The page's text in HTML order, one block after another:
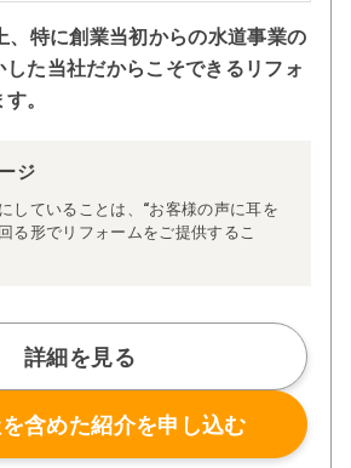
、特に創業当初からの水道事業の
た当社だからこそできるリフォ
。
ジ
していることは、“お客様の声に耳を
る形でリフォームをご提供するこ
詳細を見る
含めた紹介を申し込む